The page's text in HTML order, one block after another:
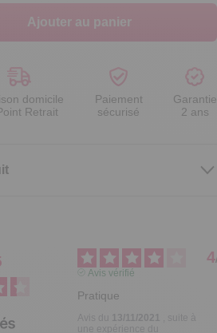
Ajouter au panier
domicile
Retrait
Paiement
sécurisé
Garantie
2 ans
4
Avis vérifié
Pratique
13/11/2021